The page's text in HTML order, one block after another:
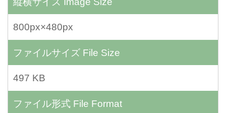
800px×480px
ファイルサイズ File Size
497 KB
ファイル形式 File Format